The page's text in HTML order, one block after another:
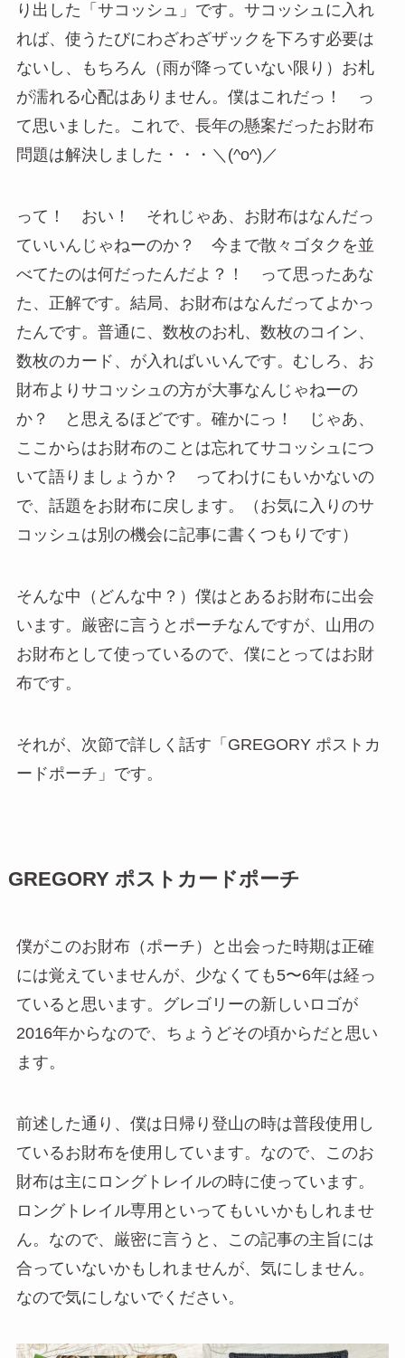
り出した「サコッシュ」です。サコッシュに入れ
れば、使うたびにわざわざザックを下ろす必要は
ないし、もちろん（雨が降っていない限り）お札
が濡れる心配はありません。僕はこれだっ！ っ
て思いました。これで、長年の懸案だったお財布
問題は解決しました・・・＼(^o^)／
って！ おい！ それじゃあ、お財布はなんだっ
ていいんじゃねーのか？ 今まで散々ゴタクを並
べてたのは何だったんだよ？！ って思ったあな
た、正解です。結局、お財布はなんだってよかっ
たんです。普通に、数枚のお札、数枚のコイン、
数枚のカード、が入ればいいんです。むしろ、お
財布よりサコッシュの方が大事なんじゃねーの
か？ と思えるほどです。確かにっ！ じゃあ、
ここからはお財布のことは忘れてサコッシュにつ
いて語りましょうか？ ってわけにもいかないの
で、話題をお財布に戻します。（お気に入りのサ
コッシュは別の機会に記事に書くつもりです）
そんな中（どんな中？）僕はとあるお財布に出会
います。厳密に言うとポーチなんですが、山用の
お財布として使っているので、僕にとってはお財
布です。
それが、次節で詳しく話す「GREGORY ポストカ
ードポーチ」です。
GREGORY ポストカードポーチ
僕がこのお財布（ポーチ）と出会った時期は正確
には覚えていませんが、少なくても5〜6年は経っ
ていると思います。グレゴリーの新しいロゴが
2016年からなので、ちょうどその頃からだと思い
ます。
前述した通り、僕は日帰り登山の時は普段使用し
ているお財布を使用しています。なので、このお
財布は主にロングトレイルの時に使っています。
ロングトレイル専用といってもいいかもしれませ
ん。なので、厳密に言うと、この記事の主旨には
合っていないかもしれませんが、気にしません。
なので気にしないでください。